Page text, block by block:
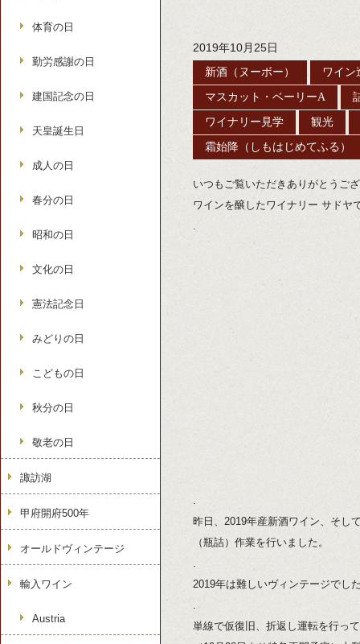
2019年10月25日
新酒（ヌーボー） ワイン
マスカット・ベーリーA
ワイナリー見学 観光
霜始降（しもはじめてふる）
いつもご覧いただきありがとうご
ワインを醸したワイナリー サドヤ
.
.
昨日、2019年産新酒ワイン、そし
（瓶詰）作業を行いました。
.
2019年は難しいヴィンテージでし
.
単線で仮復旧、折返し運転を行っ
体育の日
勤労感謝の日
建国記念の日
天皇誕生日
成人の日
春分の日
昭和の日
文化の日
憲法記念日
みどりの日
こどもの日
秋分の日
敬老の日
諏訪湖
甲府開府500年
オールドヴィンテージ
輸入ワイン
Austria